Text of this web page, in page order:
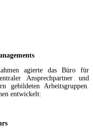
agierte das Büro für
Ansprechpartner und
gebildeten Arbeitsgruppen.
entwickelt: